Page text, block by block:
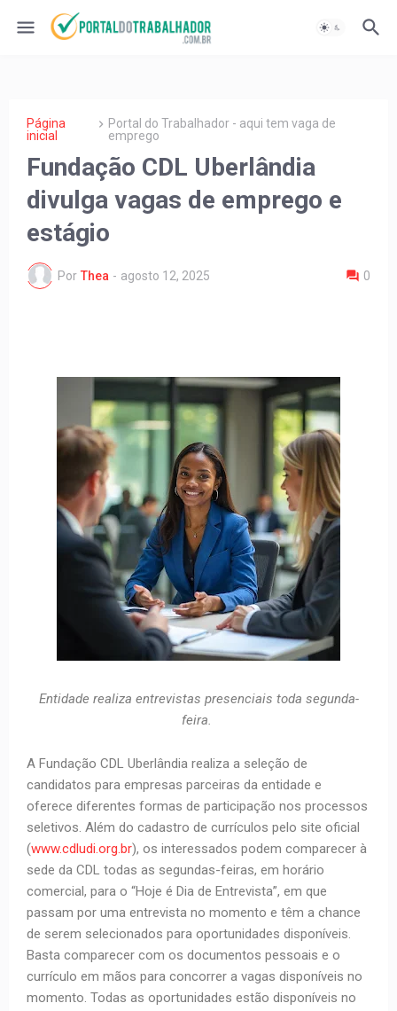
Página
inicial
Portal do Trabalhador - aqui tem vaga de
emprego
Fundação CDL Uberlândia
divulga vagas de emprego e
estágio
Por Thea - agosto 12, 2025 0
Entidade realiza entrevistas presenciais toda segunda-
feira.
A Fundação CDL Uberlândia realiza a seleção de
candidatos para empresas parceiras da entidade e
oferece diferentes formas de participação nos processos
seletivos. Além do cadastro de currículos pelo site oficial
(www.cdludi.org.br), os interessados podem comparecer à
sede da CDL todas as segundas-feiras, em horário
comercial, para o “Hoje é Dia de Entrevista”, em que
passam por uma entrevista no momento e têm a chance
de serem selecionados para oportunidades disponíveis.
Basta comparecer com os documentos pessoais e o
currículo em mãos para concorrer a vagas disponíveis no
momento. Todas as oportunidades estão disponíveis no